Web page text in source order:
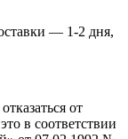
— 1-2 дня,
от
в соответствии